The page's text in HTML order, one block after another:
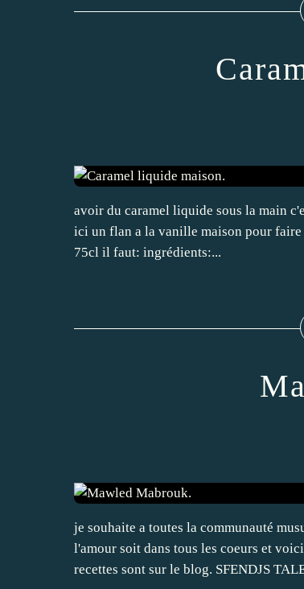
avoir du caramel liquide sous la main
ici un flan a la vanille maison pour
75cl il faut: ingrédients:...
je souhaite a toutes la communauté
l'amour soit dans tous les coeurs et
recettes sont sur le blog. SFENDJS